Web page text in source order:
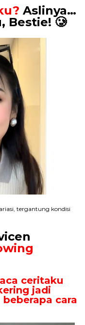
Aslinya…
Bestie! 🥲
tergantung kondisi
ceritaku
jadi
cara